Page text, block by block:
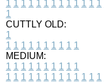
1 1 1 1 1 1 1 1 1 1 1 1 1
1
CUTTLY OLD:
1
1 1 1 1 1 1 1 1 1 1
MEDIUM:
1 1 1 1 1 1 1 1 1 1
1 1 1 1 1 1 1 1 1 1 1 1 1